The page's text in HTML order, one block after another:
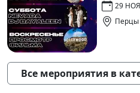
29
Перцы
Все мероприятия в